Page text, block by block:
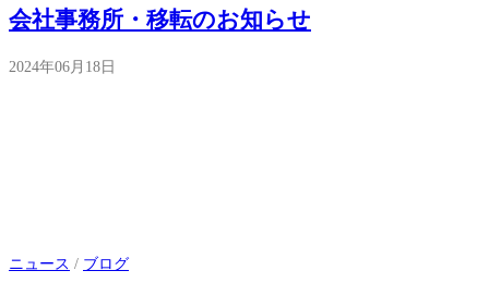
会社事務所・移転のお知らせ
2024年06月18日
ニュース / ブログ